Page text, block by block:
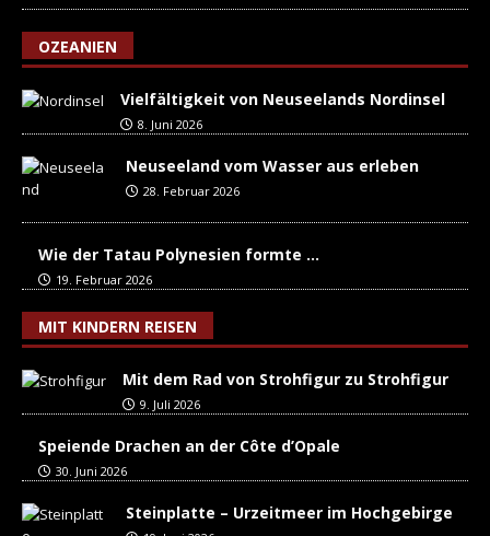
OZEANIEN
Vielfältigkeit von Neuseelands Nordinsel
8. Juni 2026
Neuseeland vom Wasser aus erleben
28. Februar 2026
Wie der Tatau Polynesien formte …
19. Februar 2026
MIT KINDERN REISEN
Mit dem Rad von Strohfigur zu Strohfigur
9. Juli 2026
Speiende Drachen an der Côte d’Opale
30. Juni 2026
Steinplatte – Urzeitmeer im Hochgebirge